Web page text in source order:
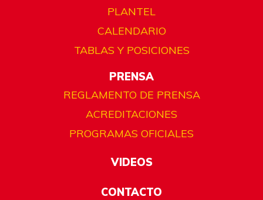
PLANTEL
CALENDARIO
TABLAS Y POSICIONES
PRENSA
REGLAMENTO DE PRENSA
ACREDITACIONES
PROGRAMAS OFICIALES
VIDEOS
CONTACTO